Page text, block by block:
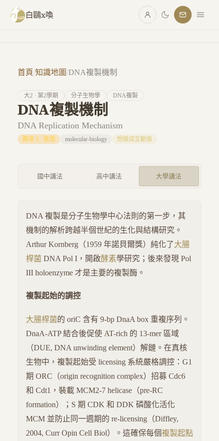
跳至主要內容
白鷗x喚
首頁/知識地圖/DNA複製機制
大2 · 第2學期 分子生物學 DNA複製
DNA複製機制
DNA Replication Mechanism
難度 3 · 進階 molecular-biology 想做成互動版
國中講法 高中講法 大學講法
DNA 複製是分子生物學中心法則的第一步，其
機制的解析跨越半個世紀的生化與結構研究。
Arthur Kornberg（1959 年諾貝爾獎）純化了大腸
桿菌 DNA Pol I，開啟酵素學研究；後來發現 Pol
III holoenzyme 才是主要的複製酶。
複製起始的調控
大腸桿菌的 oriC 含有 9-bp DnaA box 重複序列。
DnaA-ATP 結合後促使 AT-rich 的 13-mer 區域
（DUE, DNA unwinding element）解鏈。在真核
生物中，複製起始受 licensing 系統嚴格調控：G1
期 ORC（origin recognition complex）招募 Cdc6
和 Cdt1，裝載 MCM2-7 helicase（pre-RC
formation）；S 期 CDK 和 DDK 磷酸化活化
MCM 並防止同一週期的 re-licensing（Diffley,
2004, Curr Opin Cell Biol）。這確保每個複製起點